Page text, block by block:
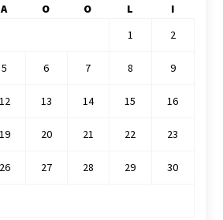
A O O L
I
1
2
5 6 7 8 9
12 13 14 15 16
19 20 21 22 23
26 27 28 29 30